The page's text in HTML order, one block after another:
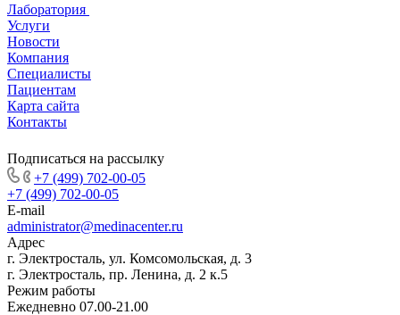
Лаборатория
Услуги
Новости
Компания
Специалисты
Пациентам
Карта сайта
Контакты
Подписаться на рассылку
+7 (499) 702-00-05
+7 (499) 702-00-05
E-mail
administrator@medinacenter.ru
Адрес
г. Электросталь, ул. Комсомольская, д. 3
г. Электросталь, пр. Ленина, д. 2 к.5
Режим работы
Ежедневно 07.00-21.00